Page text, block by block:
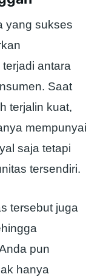
yang sukses
antara
Saat
terjalin kuat,
mempunyai
saja tetapi
tersendiri.
tersebut juga
pun
hanya